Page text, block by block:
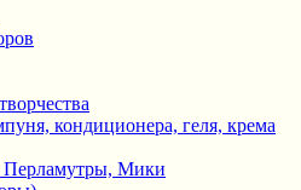
кондиционера, геля, крема
Перламутры, Мики